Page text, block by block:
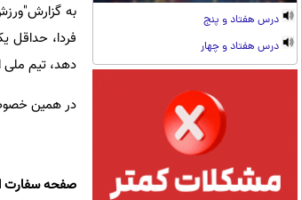
درس هفتاد و پنج
درس هفتاد و چهار
به
فردا، حداقل
دهد، تیم ملی
در همین
صفحه سفارت